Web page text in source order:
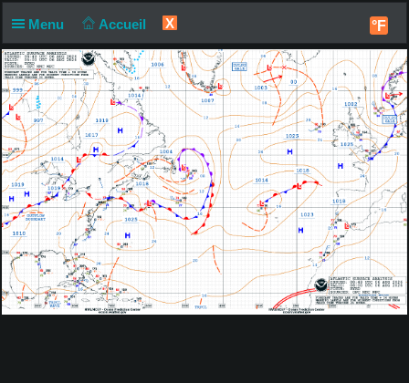
Menu Accueil X °F